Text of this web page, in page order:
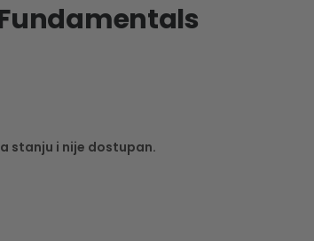
Fundamentals
stanju i nije dostupan.